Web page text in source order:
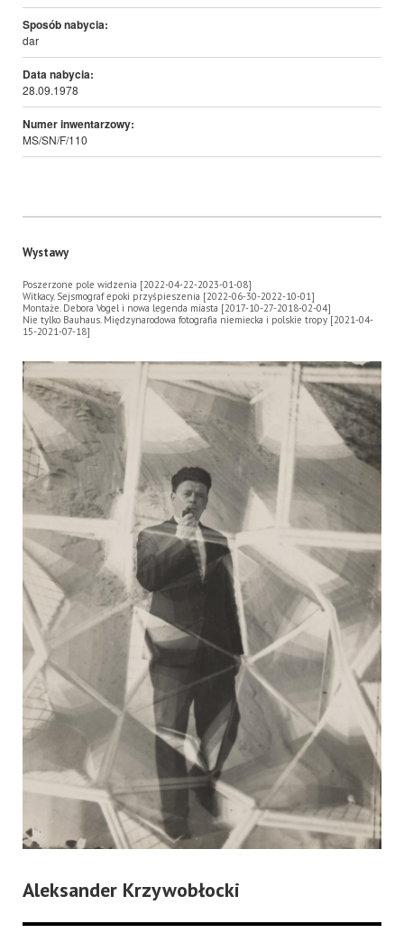
Sposób nabycia:
dar
Data nabycia:
28.09.1978
Numer inwentarzowy:
MS/SN/F/110
Wystawy
Poszerzone pole widzenia [2022-04-22-2023-01-08]
Witkacy. Sejsmograf epoki przyśpieszenia [2022-06-30-2022-10-01]
Montaże. Debora Vogel i nowa legenda miasta [2017-10-27-2018-02-04]
Nie tylko Bauhaus. Międzynarodowa fotografia niemiecka i polskie tropy [2021-04-
15-2021-07-18]
Aleksander Krzywobłocki